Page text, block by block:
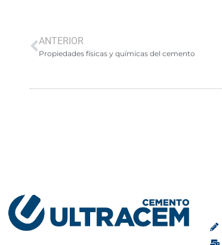
ANTERIOR
Propiedades físicas y químicas del cemento